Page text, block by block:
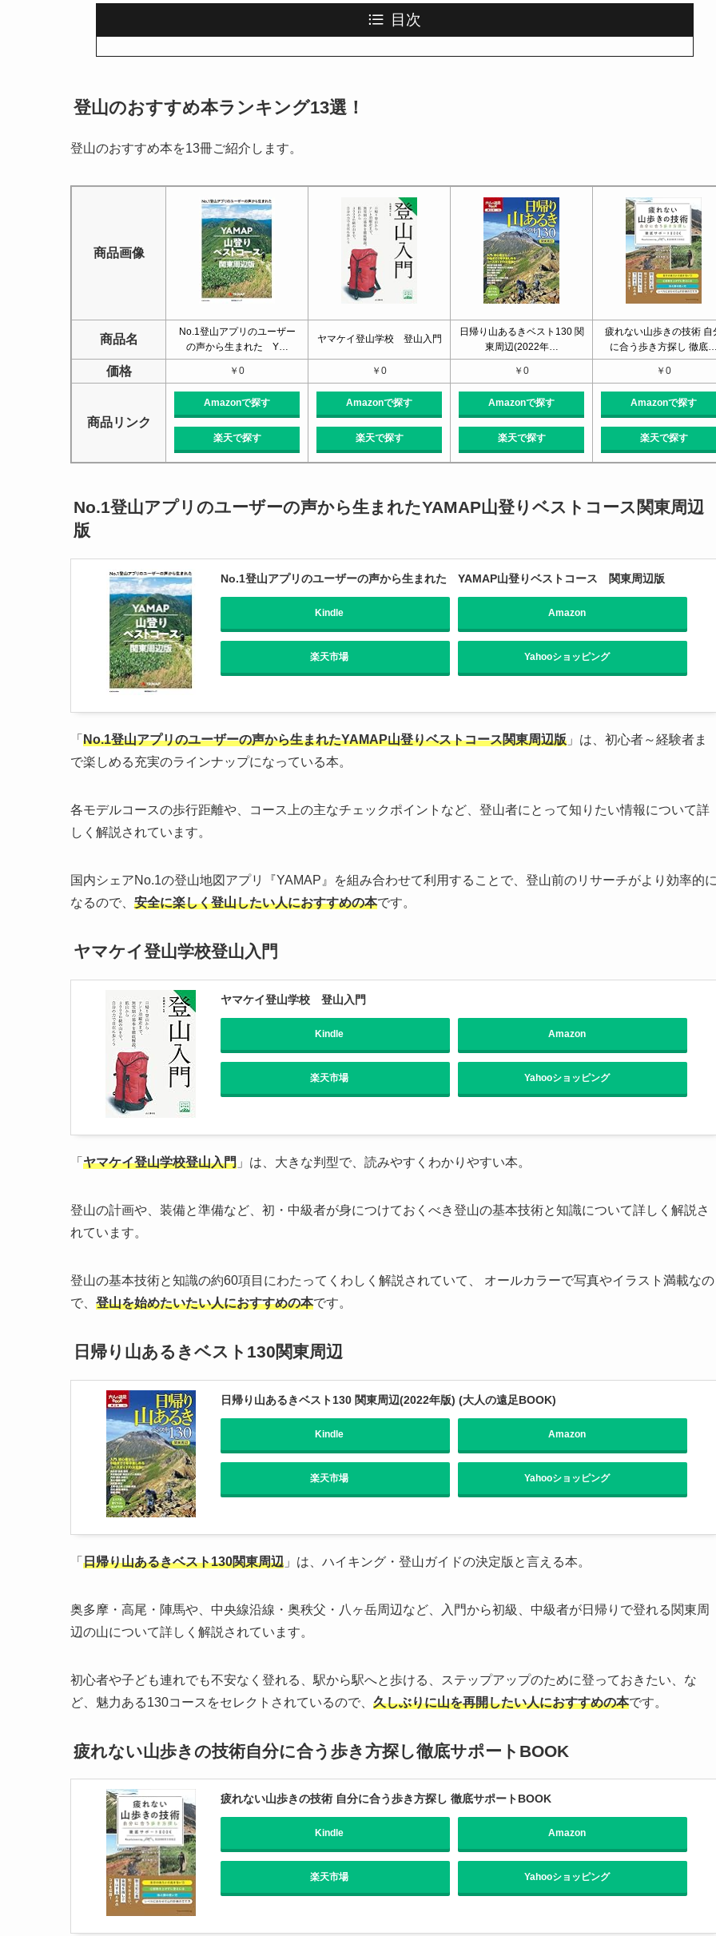
目次
登山のおすすめ本ランキング13選！
登山のおすすめ本を13冊ご紹介します。
商品画像
商品名
No.1登山アプリのユーザー
の声から生まれた Y…
ヤマケイ登山学校 登山入門
日帰り山あるきベスト130 関
東周辺(2022年…
疲れない山歩きの技術 自
に合う歩き方探し 徹底
価格 ￥0 ￥0 ￥0 ￥0
商品リンク
Amazonで探す
楽天で探す
Amazonで探す
楽天で探す
Amazonで探す
楽天で探す
Amazonで探す
楽天で探す
No.1登山アプリのユーザーの声から生まれたYAMAP山登りベストコース関東周辺
版
No.1登山アプリのユーザーの声から生まれた YAMAP山登りベストコース 関東周辺版
Kindle Amazon
楽天市場 Yahooショッピング
「 No.1登山アプリのユーザーの声から生まれたYAMAP山登りベストコース関東周辺版 」は、初心者～経験者ま
で楽しめる充実のラインナップになっている本。
各モデルコースの歩行距離や、コース上の主なチェックポイントなど、登山者にとって知りたい情報について詳
しく解説されています。
国内シェアNo.1の登山地図アプリ『YAMAP』を組み合わせて利用することで、登山前のリサーチがより効率的
なるので、 安全に楽しく登山したい人におすすめの本です。
ヤマケイ登山学校登山入門
ヤマケイ登山学校 登山入門
Kindle Amazon
楽天市場 Yahooショッピング
「 ヤマケイ登山学校登山入門 」は、大きな判型で、読みやすくわかりやすい本。
登山の計画や、装備と準備など、初・中級者が身につけておくべき登山の基本技術と知識について詳しく解説さ
れています。
登山の基本技術と知識の約60項目にわたってくわしく解説されていて、 オールカラーで写真やイラスト満載なの
で、 登山を始めたいたい人におすすめの本です。
日帰り山あるきベスト130関東周辺
日帰り山あるきベスト130 関東周辺(2022年版) (大人の遠足BOOK)
Kindle Amazon
楽天市場 Yahooショッピング
「 日帰り山あるきベスト130関東周辺 」は、ハイキング・登山ガイドの決定版と言える本。
奥多摩・高尾・陣馬や、中央線沿線・奥秩父・八ヶ岳周辺など、入門から初級、中級者が日帰りで登れる関東周
辺の山について詳しく解説されています。
初心者や子ども連れでも不安なく登れる、駅から駅へと歩ける、ステップアップのために登っておきたい、な
ど、魅力ある130コースをセレクトされているので、 久しぶりに山を再開したい人におすすめの本です。
疲れない山歩きの技術自分に合う歩き方探し徹底サポートBOOK
疲れない山歩きの技術 自分に合う歩き方探し 徹底サポートBOOK
Kindle Amazon
楽天市場 Yahooショッピング